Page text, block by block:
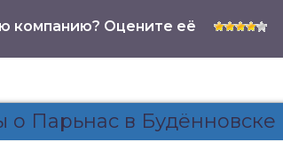
компанию? Оцените её
о Парьнас в Будённовске